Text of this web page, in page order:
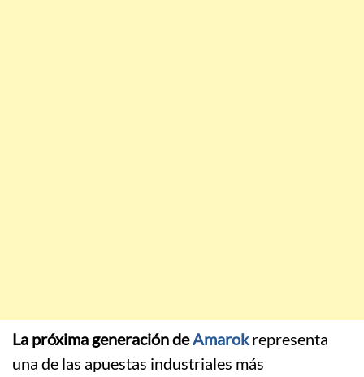
La próxima generación deAmarokrepresenta
una de las apuestas industriales más